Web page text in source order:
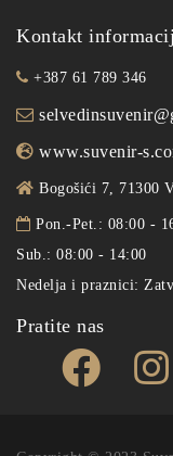
Kontakt
+387 61 789 346
www.suvenir-
Bogošići 7, 71300
Pon.-Pet.: 08:00 -
Sub.: 08:00 - 14:00
Nedelja i praznici:
Pratite nas